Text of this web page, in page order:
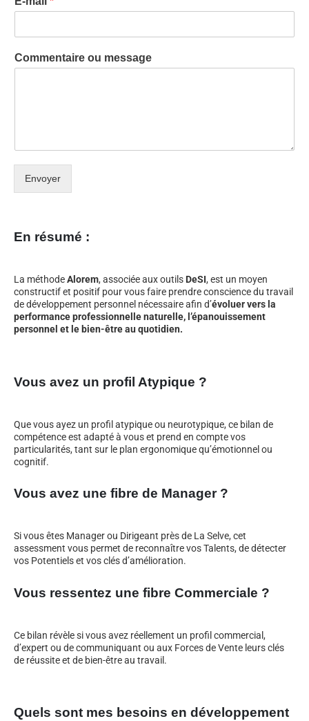
Commentaire ou message
Envoyer
En résumé :
La méthodeAlorem, associée aux outils DeSI, est un moyen
constructif et positif pour vous faire prendre conscience du travail
de développement personnel nécessaire afin d’évoluer vers la
performance professionnelle naturelle, l’épanouissement
personnel et le bien-être au quotidien.
Vous avez un profil Atypique ?
Que vous ayez un profil atypique ou neurotypique, ce bilan de
compétence est adapté à vous et prend en compte vos
particularités, tant sur le plan ergonomique qu’émotionnel ou
cognitif.
Vous avez une fibre de Manager ?
Si vous êtes Manager ou Dirigeant près de La Selve, cet
assessment vous permet de reconnaître vos Talents, de détecter
vos Potentiels et vos clés d’amélioration.
Vous ressentez une fibre Commerciale ?
Ce bilan révèle si vous avez réellement un profil commercial,
d’expert ou de communiquant ou aux Forces de Vente leurs clés
de réussite et de bien-être au travail.
Quels sont mes besoins en développement